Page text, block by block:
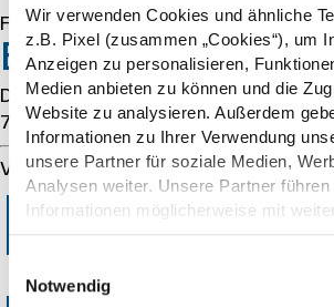
Wir verwenden Cookies und ähnliche
z.B. Pixel (zusammen „Cookies“), um
Anzeigen zu personalisieren,
Medien anbieten zu können und die
Website zu analysieren. Außerdem
Informationen zu Ihrer Verwendung
unsere Partner für soziale Medien,
Analysen weiter. Unsere Partner führen
Informationen möglicherweise mit
zusammen, die Sie ihnen bereitgestellt
haben. Wir berücksichtigen hierbei Ihre
Notwendig
Forbidden
Error 54113
Details: cache-cmh1290069-CMH
754695486
Varnish cache server
Error